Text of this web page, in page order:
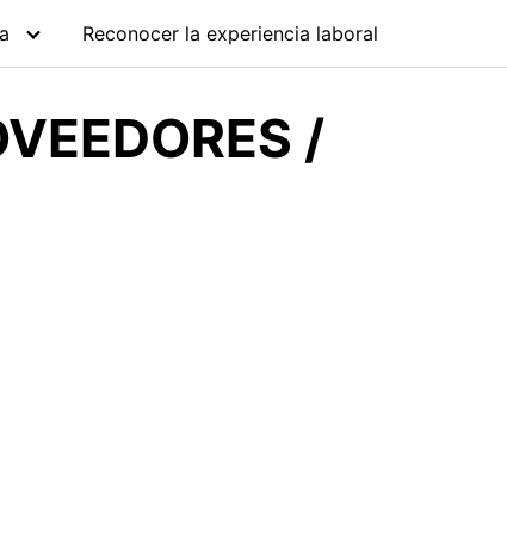
Reconocer la experiencia laboral
/